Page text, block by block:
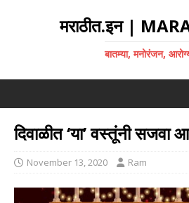
मराठीत.इन |
बातम्या, मनोरंजन,
दिवाळीत ‘या’ वस्तूंनी सजवा
November 13, 2020 Ram